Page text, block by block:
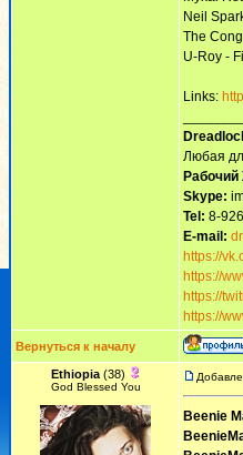
Neil
The
U-Roy -
Links:
Любая
Skype:
Tel: 8-
E-mail:
https://
https://
https://
https://
Вернуться к началу
Ethiopia(38)
God Blessed You
Beenie